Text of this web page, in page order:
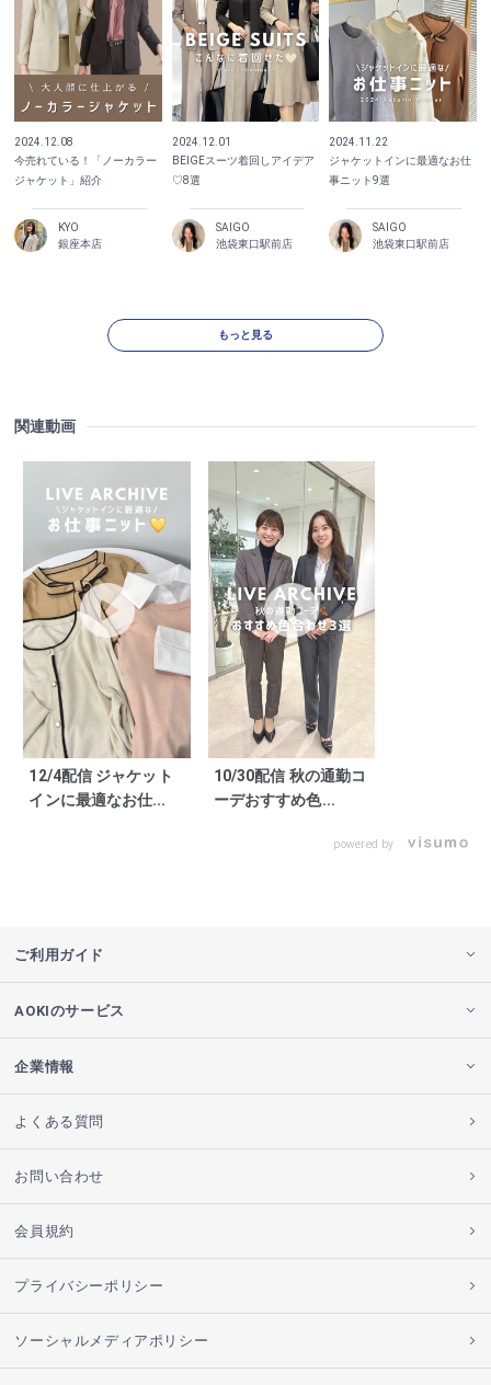
2024.12.08
今売れている！「ノーカラー
ジャケット」紹介
KYO
銀座本店
2024.12.01
BEIGEスーツ着回しアイデア
♡8選
SAIGO
池袋東口駅前店
2024.11.22
ジャケットインに最適なお仕
事ニット9選
SAIGO
池袋東口駅前店
もっと見る
関連動画
12/4配信 ジャケット
インに最適なお仕...
10/30配信 秋の通勤コ
ーデおすすめ色...
powered by
ご利用ガイド
AOKIのサービス
企業情報
よくある質問
お問い合わせ
会員規約
プライバシーポリシー
ソーシャルメディアポリシー